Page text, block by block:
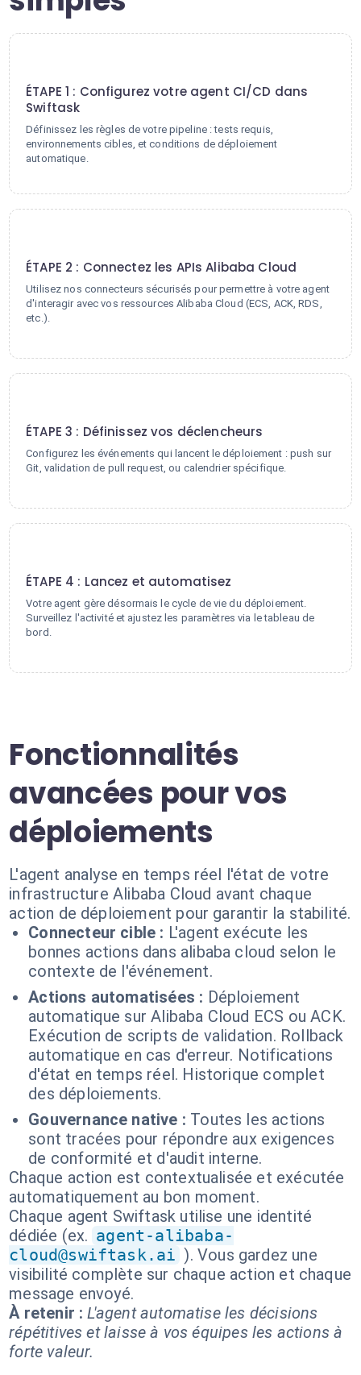
ÉTAPE 1 : Configurez votre agent CI/CD dans
Swiftask
Définissez les règles de votre pipeline : tests requis,
environnements cibles, et conditions de déploiement
automatique.
ÉTAPE 2 : Connectez les APIs Alibaba Cloud
Utilisez nos connecteurs sécurisés pour permettre à votre agent
d'interagir avec vos ressources Alibaba Cloud (ECS, ACK, RDS,
etc.).
ÉTAPE 3 : Définissez vos déclencheurs
Configurez les événements qui lancent le déploiement : push sur
Git, validation de pull request, ou calendrier spécifique.
ÉTAPE 4 : Lancez et automatisez
Votre agent gère désormais le cycle de vie du déploiement.
Surveillez l'activité et ajustez les paramètres via le tableau de
bord.
Fonctionnalités
avancées pour vos
déploiements
L'agent analyse en temps réel l'état de votre
infrastructure Alibaba Cloud avant chaque
action de déploiement pour garantir la stabilité.
Connecteur cible : L'agent exécute les
bonnes actions dans alibaba cloud selon le
contexte de l'événement.
Actions automatisées : Déploiement
automatique sur Alibaba Cloud ECS ou ACK.
Exécution de scripts de validation. Rollback
automatique en cas d'erreur. Notifications
d'état en temps réel. Historique complet
des déploiements.
Gouvernance native : Toutes les actions
sont tracées pour répondre aux exigences
de conformité et d'audit interne.
Chaque action est contextualisée et exécutée
automatiquement au bon moment.
Chaque agent Swiftask utilise une identité
dédiée (ex. agent-alibaba-
cloud@swiftask.ai ). Vous gardez une
visibilité complète sur chaque action et chaque
message envoyé.
À retenir : L'agent automatise les décisions
répétitives et laisse à vos équipes les actions à
forte valeur.